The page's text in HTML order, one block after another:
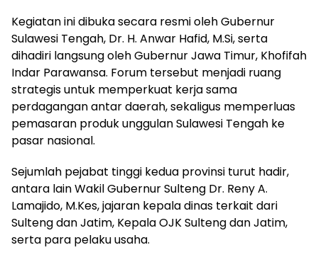
Kegiatan ini dibuka secara resmi oleh Gubernur
Sulawesi Tengah, Dr. H. Anwar Hafid, M.Si, serta
dihadiri langsung oleh Gubernur Jawa Timur, Khofifah
Indar Parawansa. Forum tersebut menjadi ruang
strategis untuk memperkuat kerja sama
perdagangan antar daerah, sekaligus memperluas
pemasaran produk unggulan Sulawesi Tengah ke
pasar nasional.
Sejumlah pejabat tinggi kedua provinsi turut hadir,
antara lain Wakil Gubernur Sulteng Dr. Reny A.
Lamajido, M.Kes, jajaran kepala dinas terkait dari
Sulteng dan Jatim, Kepala OJK Sulteng dan Jatim,
serta para pelaku usaha.